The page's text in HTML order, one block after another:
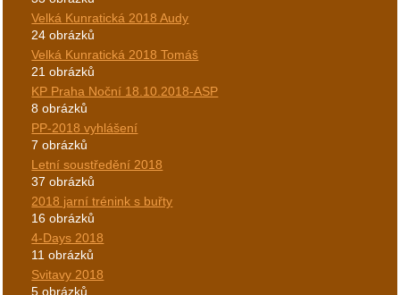
Velká Kunratická 2018 Audy
24 obrázků
Velká Kunratická 2018 Tomáš
21 obrázků
KP Praha Noční 18.10.2018-ASP
8 obrázků
PP-2018 vyhlášení
7 obrázků
Letní soustředění 2018
37 obrázků
2018 jarní trénink s buřty
16 obrázků
4-Days 2018
11 obrázků
Svitavy 2018
5 obrázků